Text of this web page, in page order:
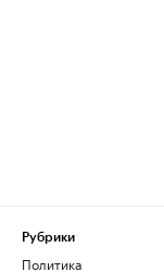
Рубрики
Политика